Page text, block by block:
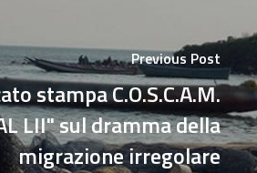
Previous Post
stampa C.O.S.C.A.M.
LII" sul dramma della
migrazione irregolare